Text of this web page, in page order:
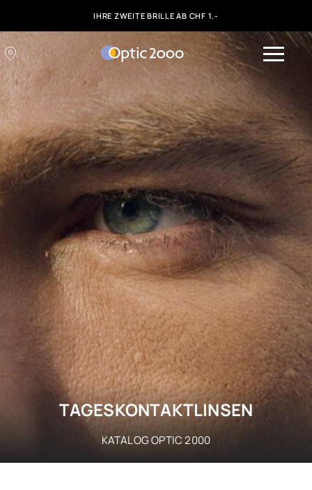
IHRE ZWEITE BRILLE AB CHF 1.-
TAGESKONTAKTLINSEN
KATALOG OPTIC 2000